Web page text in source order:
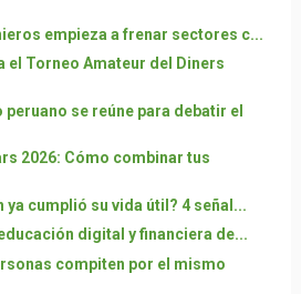
empieza a frenar sectores c...
el Torneo Amateur del Diners
peruano se reúne para debatir el
2026: Cómo combinar tus
ya cumplió su vida útil? 4 señal...
digital y financiera de...
compiten por el mismo